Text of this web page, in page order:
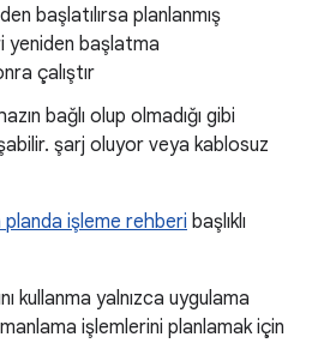
başlatılırsa planlanmış
yeniden başlatma
çalıştır
bağlı olup olmadığı gibi
şarj oluyor veya kablosuz
planda işleme rehberi başlıklı
kullanma yalnızca uygulama
işlemlerini planlamak için